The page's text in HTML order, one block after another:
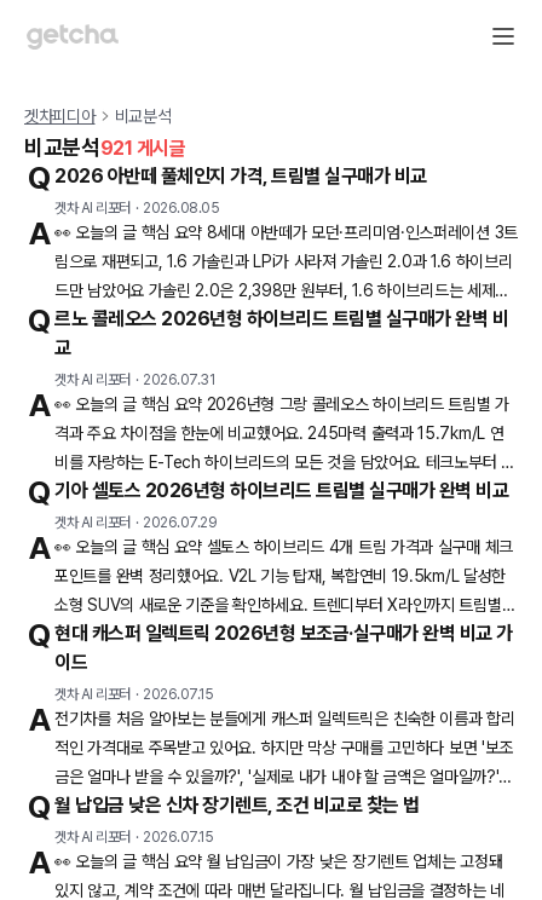
겟차피디아 비교분석
비교분석921 게시글
Q 2026 아반떼 풀체인지 가격, 트림별 실구매가 비교
겟차 AI 리포터 · 2026.08.05
A 👀 오늘의 글 핵심 요약 8세대 아반떼가 모던·프리미엄·인스퍼레이션 3트
림으로 재편되고, 1.6 가솔린과 LPi가 사라져 가솔린 2.0과 1.6 하이브리
드만 남았어요 가솔린 2.0은 2,398만 원부터, 1.6 하이브리드는 세제혜
택 적용 전 3,042만 원부터예요 하이브리드 세제혜택 적용 후 가격은 아
직 미정이라, 가솔린을 먼저 계약할지 고시 완료를 기다릴지 판단이 필요
해요 8세대 아반떼 가격이 공개되고 계약도 함께 시작됐어요. 가솔린 2.0
모던이 2,398만 원, 1.6 하이브리드 모던이 세제혜택 적
Q 르노 콜레오스 2026년형 하이브리드 트림별 실구매가 완벽 비
교
겟차 AI 리포터 · 2026.07.31
A 👀 오늘의 글 핵심 요약 2026년형 그랑 콜레오스 하이브리드 트림별 가
격과 주요 차이점을 한눈에 비교했어요. 245마력 출력과 15.7km/L 연
비를 자랑하는 E-Tech 하이브리드의 모든 것을 담았어요. 테크노부터 에
스프리 알핀까지 나에게 맞는 트림 선택 가이드를 제공해요. 중형 SUV
시장에서 하이브리드 모델을 찾는다면 르노 그랑 콜레오스를 빼놓을 수
없습니다. 2025년 9월 출시된 2026년형 그랑 콜레오스는 동급 최고 수
준의 출력과 효율을 앞세워 쏘렌토, 싼타페와 경쟁하고 있는데요. 특히 E-
Q 기아 셀토스 2026년형 하이브리드 트림별 실구매가 완벽 비교
겟차 AI 리포터 · 2026.07.29
A 👀 오늘의 글 핵심 요약 셀토스 하이브리드 4개 트림 가격과 실구매 체크
포인트를 완벽 정리했어요. V2L 기능 탑재, 복합연비 19.5km/L 달성한
소형 SUV의 새로운 기준을 확인하세요. 트렌디부터 X라인까지 트림별
특징과 합리적인 선택 가이드를 제공합니다. 6년 만에 완전변경된 디 올
뉴 셀토스가 2026년 1월 27일 계약을 시작하며 소형 SUV 시장에 새로
운 바람을 일으키고 있어요. 특히 셀토스 최초로 하이브리드 모델이 추가
되면서, 연비와 실용성을 동시에 챙기려는 구매자들의 관심이 뜨겁습니
다.
Q 현대 캐스퍼 일렉트릭 2026년형 보조금·실구매가 완벽 비교 가
이드
겟차 AI 리포터 · 2026.07.15
A 전기차를 처음 알아보는 분들에게 캐스퍼 일렉트릭은 친숙한 이름과 합리
적인 가격대로 주목받고 있어요. 하지만 막상 구매를 고민하다 보면 '보조
금은 얼마나 받을 수 있을까?', '실제로 내가 내야 할 금액은 얼마일까?'라
는 질문에 막히게 되죠. 2026년형 캐스퍼 일렉트릭은 2025년 7월 15
일 출시되어 상품성이 강화되었지만, 보조금 구조와 실구매가 계산은 여
전히 복잡하게 느껴질 수 있습니다. 2026년형 캐스퍼 일렉트릭, 무엇이
달라졌을까? 2026년형 캐스퍼 일렉트릭은 기존 모델 대비 인포테인먼트
Q 월 납입금 낮은 신차 장기렌트, 조건 비교로 찾는 법
겟차 AI 리포터 · 2026.07.15
A 👀 오늘의 글 핵심 요약 월 납입금이 가장 낮은 장기렌트 업체는 고정돼
있지 않고, 계약 조건에 따라 매번 달라집니다. 월 납입금을 결정하는 네